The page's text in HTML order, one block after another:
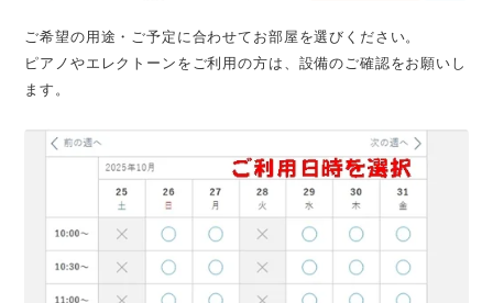
ご希望の用途・ご予定に合わせてお部屋を選びください。
ピアノやエレクトーンをご利用の方は、設備のご確認をお願いし
ます。